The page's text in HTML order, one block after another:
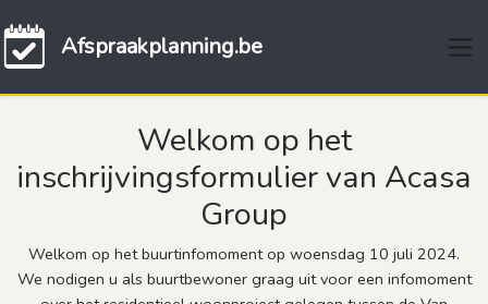
Afspraakplanning.be
Welkom op het
inschrijvingsformulier van Acasa
Group
Welkom op het buurtinfomoment op woensdag 10 juli 2024.
We nodigen u als buurtbewoner graag uit voor een infomoment